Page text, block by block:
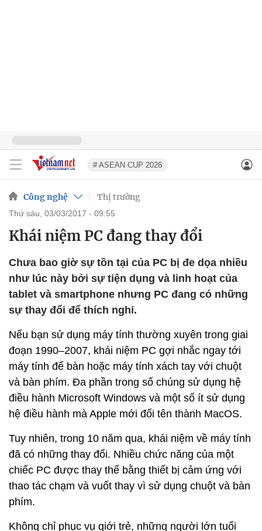
# ASEAN CUP 2026
Công nghệ Thị trường
thứ sáu, 03/03/2017 - 09:55
Khái niệm PC đang thay đổi
Chưa bao giờ sự tồn tại của PC bị đe dọa nhiều
như lúc này bởi sự tiện dụng và linh hoạt của
tablet và smartphone nhưng PC đang có những
sự thay đổi để thích nghi.
Nếu bạn sử dụng máy tính thường xuyên trong giai
đoạn 1990–2007, khái niệm PC gợi nhắc ngay tới
máy tính để bàn hoặc máy tính xách tay với chuột
và bàn phím. Đa phần trong số chúng sử dụng hệ
điều hành Microsoft Windows và một số ít sử dụng
hệ điều hành mà Apple mới đổi tên thành MacOS.
Tuy nhiên, trong 10 năm qua, khái niệm về máy tính
đã có những thay đổi. Nhiều chức năng của một
chiếc PC được thay thế bằng thiết bị cảm ứng với
thao tác chạm và vuốt thay vì sử dụng chuột và bàn
phím.
Không chỉ phục vụ giới trẻ, những người lớn tuổi